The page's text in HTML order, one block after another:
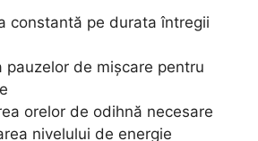
constantă pe durata întregii
pauzelor de mișcare pentru
orelor de odihnă necesare
nivelului de energie